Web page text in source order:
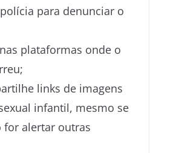
para denunciar o
plataformas onde o
links de imagens
infantil, mesmo se
for alertar outras